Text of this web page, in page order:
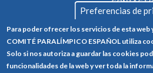
FOOTER
POLÍTICA DE
POLÍTICA DE
Preferencias de
Para poder ofrecer los servicios de esta web
COMITÉ PARALÍMPICO ESPAÑOL utiliza
Solo si nos autoriza a guardar las cookies
funcionalidades de la web y ver toda la